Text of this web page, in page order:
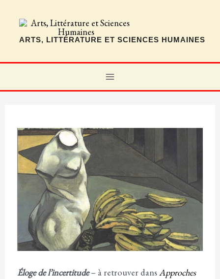
ARTS, LITTÉRATURE ET SCIENCES HUMAINES
MAIN
Éloge de l’incertitude– à retrouver dansApproches